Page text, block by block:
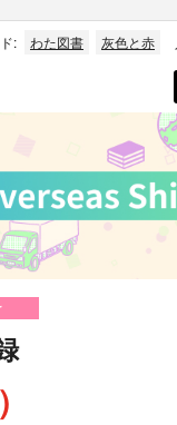
: わた図書 灰色と赤